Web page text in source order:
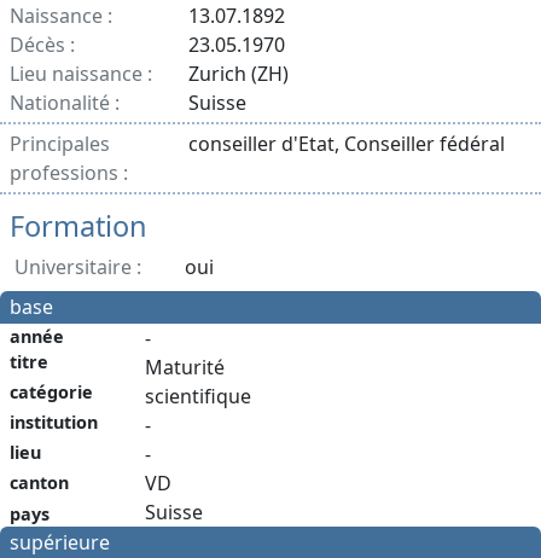
Naissance :
13.07.1892
Décès :
23.05.1970
Lieu naissance :
Zurich (ZH)
Nationalité :
Suisse
Principales
professions :
conseiller d'Etat, Conseiller fédéral
Formation
Universitaire :
oui
base
année
titre
catégorie
institution
lieu
canton
pays
-
Maturité
scientifique
-
-
VD
Suisse
supérieure